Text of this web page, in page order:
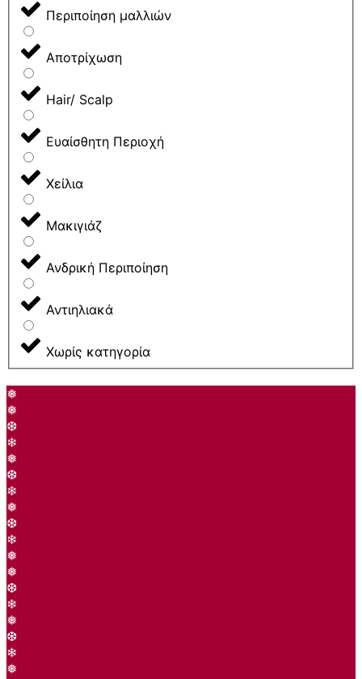
Περιποίηση μαλλιών
Αποτρίχωση
Hair/ Scalp
Ευαίσθητη Περιοχή
Χείλια
Μακιγιάζ
Ανδρική Περιποίηση
Αντιηλιακά
Χωρίς κατηγορία
❅
❅
❆
❄
❅
❆
❄
❅
❆
❄
❅
❅
❆
❄
❅
❆
❄
❅